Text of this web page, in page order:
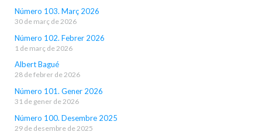
Número 103. Març 2026
30 de març de 2026
Número 102. Febrer 2026
1 de març de 2026
Albert Bagué
28 de febrer de 2026
Número 101. Gener 2026
31 de gener de 2026
Número 100. Desembre 2025
29 de desembre de 2025